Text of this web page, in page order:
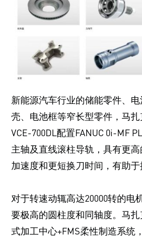
新能源汽车行业的储能零件、
壳、电池框等窄长型零件，马
VCE-700DL配置FANUC 0i-MF
主轴及直线滚柱导轨，具有更
加速度和更短换刀时间，有助于
对于转速动辄高达20000转的电
要极高的圆柱度和同轴度。马
式加工中心+FMS柔性制造系统